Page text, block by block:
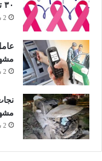
۳۰ تا ۴۰ درصدی از سرطان را دارد
2 ساعت پیش
2 ساعت پیش
2 ساعت پیش